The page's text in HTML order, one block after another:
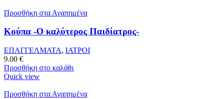
Προσθήκη στα Αγαπημένα
Κούπα -Ο καλύτερος Παιδίατρος-
ΕΠΑΓΓΕΛΜΑΤΑ, ΙΑΤΡΟΙ
9.00 €
Προσθήκη στο καλάθι
Quick view
Προσθήκη στα Αγαπημένα